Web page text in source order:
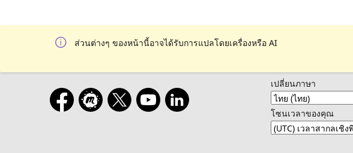
ส่วนต่างๆ ของหน้านี้อาจได้รับการแปลโดยเครื่องหรือ AI
เปลี่ยนภาษา
โซนเวลาของคุณ